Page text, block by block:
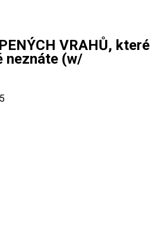
VRAHŮ, které
neznáte (w/